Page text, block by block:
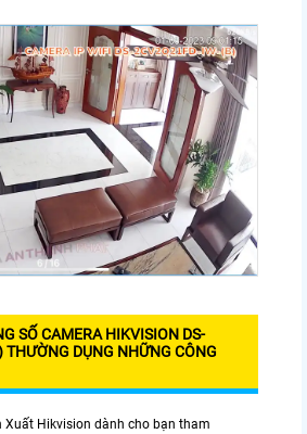
SỐ CAMERA HIKVISION DS-
DỤNG NHỮNG CÔNG
Xuất Hikvision dành cho bạn tham